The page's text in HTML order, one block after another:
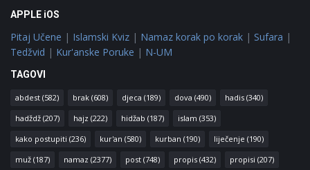
APPLE iOS
Pitaj Učene | Islamski Kviz | Namaz korak po korak | Sufara |
Tedžvid | Kur'anske Poruke | N-UM
TAGOVI
abdest (582) brak (608) djeca (189) dova (490) hadis (340)
hadždž (207) hajz (222) hidžab (187) islam (353)
kako postupiti (236) kur'an (580) kurban (190) liječenje (190)
muž (187) namaz (2377) post (748) propis (432) propisi (207)